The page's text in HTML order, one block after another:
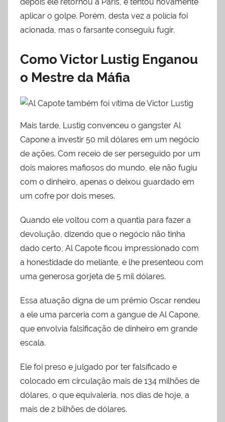
aplicar o golpe. Porém, desta vez a polícia foi
acionada, mas o farsante conseguiu fugir.
Como Victor Lustig Enganou
o Mestre da Máfia
Mais tarde, Lustig convenceu o gangster Al
Capone a investir 50 mil dólares em um negócio
de ações. Com receio de ser perseguido por um
dois maiores mafiosos do mundo, ele não fugiu
com o dinheiro, apenas o deixou guardado em
um cofre por dois meses.
Quando ele voltou com a quantia para fazer a
devolução, dizendo que o negócio não tinha
dado certo, Al Capote ficou impressionado com
a honestidade do meliante, e lhe presenteou com
uma generosa gorjeta de 5 mil dólares.
Essa atuação digna de um prêmio Oscar rendeu
a ele uma parceria com a gangue de Al Capone,
que envolvia falsificação de dinheiro em grande
escala.
Ele foi preso e julgado por ter falsificado e
colocado em circulação mais de 134 milhões de
dólares, o que equivaleria, nos dias de hoje, a
mais de 2 bilhões de dólares.